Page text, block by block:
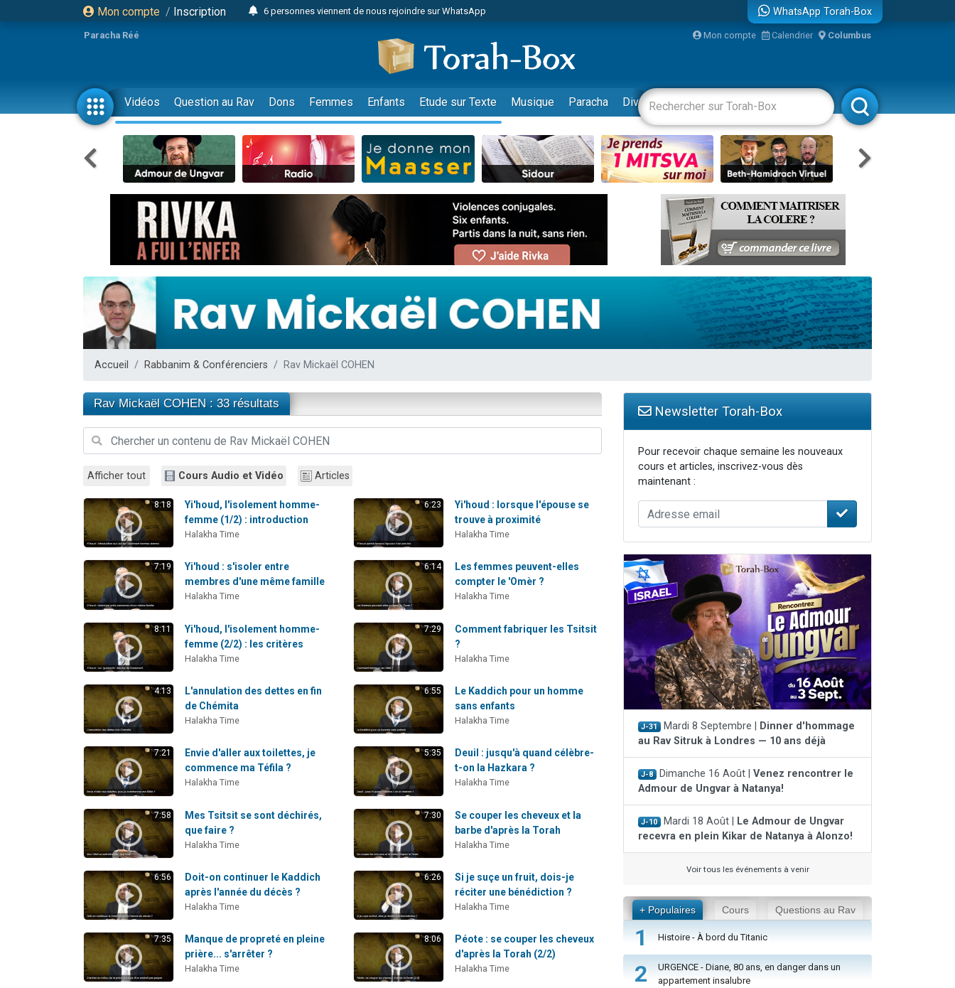
Mon compte / Inscription
6 personnes viennent de nous rejoindre sur WhatsApp
2 personnes viennent de faire un don pour 1 Journée de Vacances Pour les Enfants
17 personnes viennent de demander une bénédiction
4 personnes viennent de nous rejoindre sur WhatsApp
Il reste 49 places pour étudier en groupe sur Zoom
23 personnes viennent de faire un don pour Diane, 80 ans, dans un appartement insalubre
Eva vient de donner son Maasser
4 personnes viennent de nous rejoindre sur WhatsApp
3 personnes viennent de nous rejoindre sur WhatsApp
3 personnes viennent de faire un don pour 5 jours de vacances aux Orphelins
Odaya vient de donner son Maasser
13 personnes viennent de demander une bénédiction
30 personnes viennent de faire un don pour Sauvez la jambe de Yohan
Il reste 49 places pour étudier en groupe sur Zoom
12 nouvelles musiques dans Torah-Box Music
2 personnes viennent de nous rejoindre sur WhatsApp
2 personnes viennent de nous rejoindre sur WhatsApp
WhatsApp Torah-Box
Paracha Réé Mon compte Calendrier Columbus
Vidéos Question au Rav Dons Femmes Enfants Etude sur Texte Musique Paracha Divertissements Livres Rabbanim
Accueil Rabbanim & Conférenciers Rav Mickaël COHEN
Rav Mickaël COHEN : 33 résultats
Afficher tout Cours Audio et Vidéo Articles
8:18
Yi'houd, l'isolement homme-
femme (1/2) : introduction
Halakha Time
6:23
Yi'houd : lorsque l'épouse se
trouve à proximité
Halakha Time
7:19
Yi'houd : s'isoler entre
membres d'une même famille
Halakha Time
6:14
Les femmes peuvent-elles
compter le 'Omèr ?
Halakha Time
8:11
Yi'houd, l'isolement homme-
femme (2/2) : les critères
Halakha Time
7:29
Comment fabriquer les Tsitsit
?
Halakha Time
4:13
L'annulation des dettes en fin
de Chémita
Halakha Time
6:55
Le Kaddich pour un homme
sans enfants
Halakha Time
7:21
Envie d'aller aux toilettes, je
commence ma Téfila ?
Halakha Time
5:35
Deuil : jusqu'à quand célèbre-
t-on la Hazkara ?
Halakha Time
7:58
Mes Tsitsit se sont déchirés,
que faire ?
Halakha Time
7:30
Se couper les cheveux et la
barbe d'après la Torah
Halakha Time
6:56
Doit-on continuer le Kaddich
après l'année du décès ?
Halakha Time
6:26
Si je suçe un fruit, dois-je
réciter une bénédiction ?
Halakha Time
7:35
Manque de propreté en pleine
prière... s'arrêter ?
Halakha Time
8:06
Péote : se couper les cheveux
d'après la Torah (2/2)
Halakha Time
Newsletter Torah-Box
Pour recevoir chaque semaine les nouveaux
cours et articles, inscrivez-vous dès
maintenant :
J-31 Mardi 8 Septembre |
Dinner d'hommage
au Rav Sitruk à Londres — 10 ans déjà
J-8 Dimanche 16 Août | Venez rencontrer le
Admour de Ungvar à Natanya!
J-10 Mardi 18 Août |
Le Admour de Ungvar
recevra en plein Kikar de Natanya à Alonzo!
Voir tous les événements à venir
+ Populaires Cours Questions au Rav
1 Histoire - À bord du Titanic
2
URGENCE - Diane, 80 ans, en danger dans un
appartement insalubre